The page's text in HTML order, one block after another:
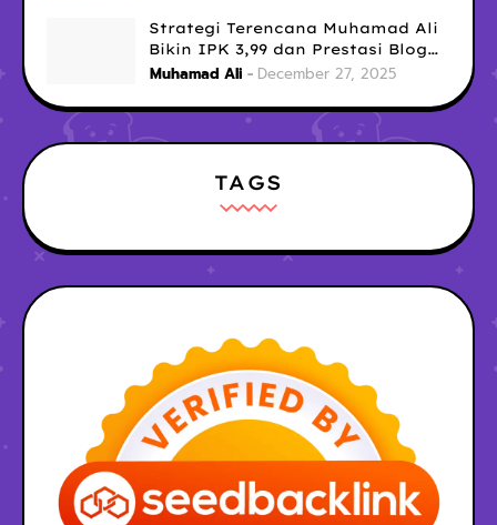
Strategi Terencana Muhamad Ali
Bikin IPK 3,99 dan Prestasi Blog
Gemilang di Era Digital
Muhamad Ali December 27, 2025
TAGS